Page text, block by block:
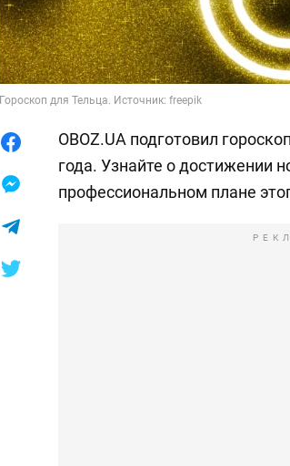
Гороскоп для Тельца. Источник: freepik
OBOZ.UA подготовил
года. Узнайте о достижении
профессиональном плане